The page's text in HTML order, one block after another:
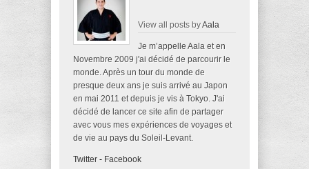
View all posts byAala
Je m’appelle Aala et en
Novembre 2009 j'ai décidé de parcourir le
monde. Après un tour du monde de
presque deux ans je suis arrivé au Japon
en mai 2011 et depuis je vis à Tokyo. J'ai
décidé de lancer ce site afin de partager
avec vous mes expériences de voyages et
de vie au pays du Soleil-Levant.
Twitter - Facebook